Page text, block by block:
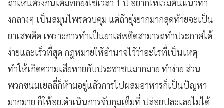
ถ้าเห็นตรงกันเต็มที่ก็ยังใช้เวลา 1 ปี อยากให้เริ่มต้นแนวทา
งกลางๆ เป็นสมุนไพรควบคุม แต่ถ้ายุ่งยากมากสุดท้ายจะเป็น
ยาเสพติด เพราะการทำเป็นยาเสพติดสามารถทำประกาศได้
ง่ายและเร็วที่สุด กฎหมายให้อำนาจไว้ว่าอะไรที่เป็นเหตุ
ทำให้เกิดความเสียหายกับประชาชนมากมาย ทำง่าย ส่วน
พวกขนมเยลลี่ก็ห้ามอยู่แล้วการไปผสมอาหารก็เป็นปัญหา
มากมาย ก็ให้อย.ดำเนินการจับกุมเต็มที่ ปล่อยปละเลยไม่ได้